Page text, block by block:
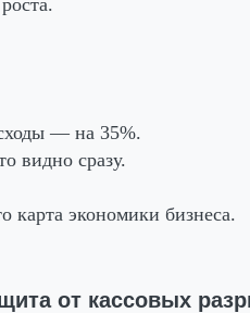
— на 35%.
видно сразу.
экономики бизнеса.
от кассовых